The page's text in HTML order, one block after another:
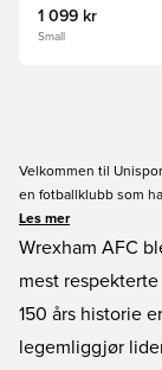
1 099 kr
Small
Velkommen til
en fotballklubb som
inspirerende historie
fotballdrakt til et must
kun offisielle drakter-
bekymre deg og
Les mer
Wrexham AFC
mest
150 års historie
legemliggjør